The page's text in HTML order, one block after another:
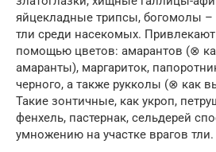
яйцекладные трипсы, богомолы
тли среди насекомых. Привлекают
помощью цветов: амарантов (⊗
амаранты), маргариток,
черного, а также рукколы (⊗ как
Такие зонтичные, как укроп,
фенхель, пастернак, сельдерей
умножению на участке врагов тли.